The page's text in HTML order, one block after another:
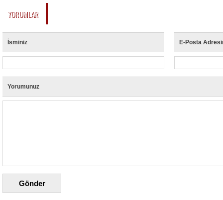
YORUMLAR
İsminiz E-Posta
Yorumunuz